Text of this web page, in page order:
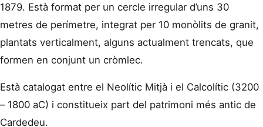
1879. Està format per un cercle irregular d’uns 30
metres de perímetre, integrat per 10 monòlits de granit,
plantats verticalment, alguns actualment trencats, que
formen en conjunt un cròmlec.
Està catalogat entre el Neolític Mitjà i el Calcolític (3200
– 1800 aC) i constitueix part del patrimoni més antic de
Cardedeu.